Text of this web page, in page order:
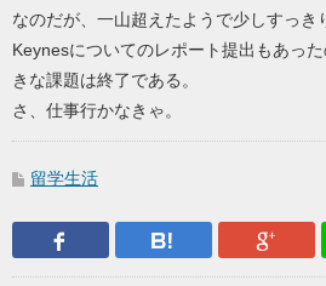
なのだが、一山超えたようで少しすっき
Keynesについてのレポート提出もあっ
きな課題は終了である。
さ、仕事行かなきゃ。
留学生活
Facebook はてな